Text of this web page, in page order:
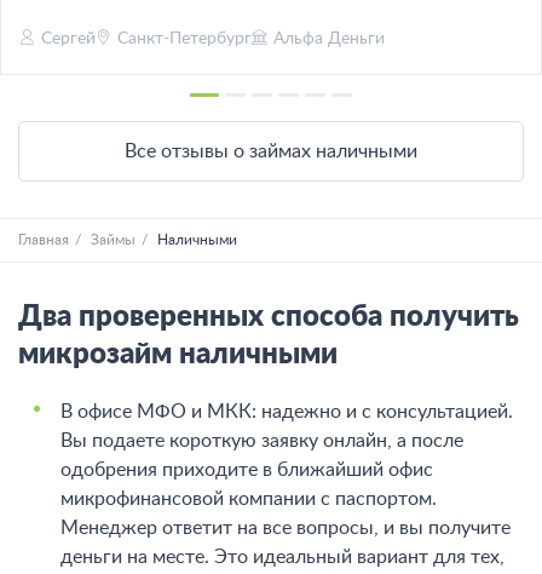
Сергей Санкт-Петербург Альфа Деньги
Все отзывы о займах наличными
Главная Займы Наличными
Два проверенных способа получить
микрозайм наличными
В офисе МФО и МКК: надежно и с консультацией.
Вы подаете короткую заявку онлайн, а после
одобрения приходите в ближайший офис
микрофинансовой компании с паспортом.
Менеджер ответит на все вопросы, и вы получите
деньги на месте. Это идеальный вариант для тех,